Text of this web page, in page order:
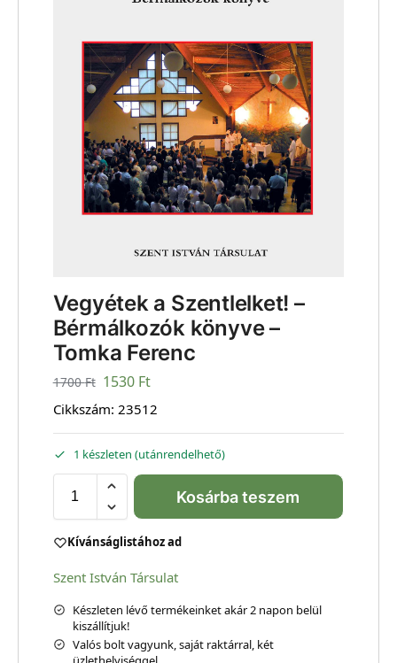
Vegyétek a Szentlelket! –
Bérmálkozók könyve –
Tomka Ferenc
1700Ft 1530 Ft
Cikkszám: 23512
1 készleten (utánrendelhető)
Kosárba teszem
Kívánságlistához ad
Szent István Társulat
Készleten lévő termékeinket akár 2 napon belül
kiszállítjuk!
Valós bolt vagyunk, saját raktárral, két